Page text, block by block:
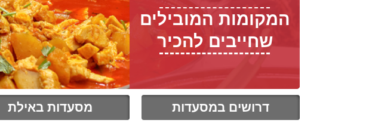
המקומות המובילים
שחייבים להכיר
דרושים במסעדות מסעדות באילת